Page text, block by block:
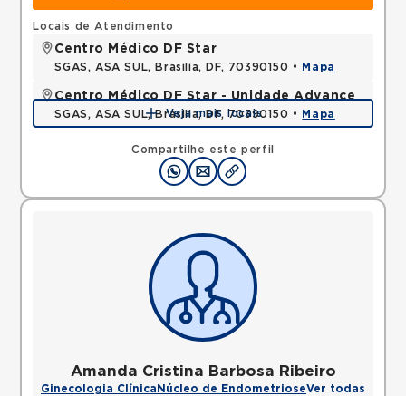
Compartilhe este perfil
Locais de Atendimento
Centro Médico DF Star
SGAS, ASA SUL, Brasilia, DF, 70390150 • Mapa
Centro Médico DF Star - Unidade Advance
SGAS, ASA SUL, Brasilia, DF, 70390150 • Mapa
Veja mais locais
Amanda Cristina Barbosa Ribeiro
Ginecologia Clínica Núcleo de EndometrioseVer todas